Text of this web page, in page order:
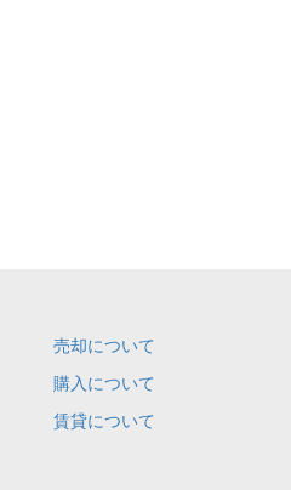
売却について
購入について
賃貸について